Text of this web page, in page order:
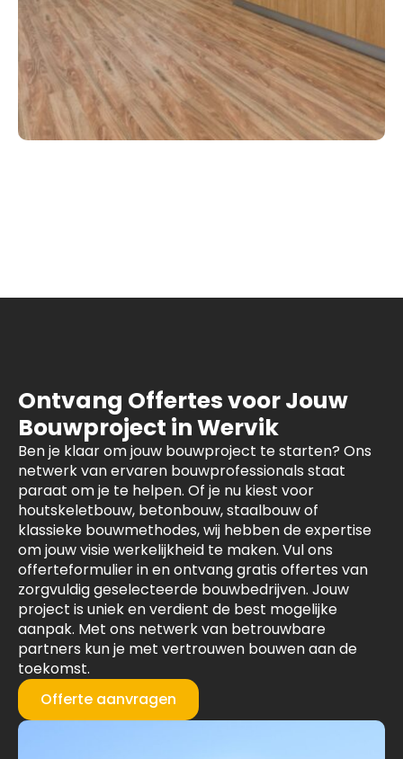
Ontvang Offertes voor Jouw
Bouwproject in Wervik
Ben je klaar om jouw bouwproject te starten? Ons
netwerk van ervaren bouwprofessionals staat
paraat om je te helpen. Of je nu kiest voor
houtskeletbouw, betonbouw, staalbouw of
klassieke bouwmethodes, wij hebben de expertise
om jouw visie werkelijkheid te maken. Vul ons
offerteformulier in en ontvang gratis offertes van
zorgvuldig geselecteerde bouwbedrijven. Jouw
project is uniek en verdient de best mogelijke
aanpak. Met ons netwerk van betrouwbare
partners kun je met vertrouwen bouwen aan de
toekomst.
Offerte aanvragen